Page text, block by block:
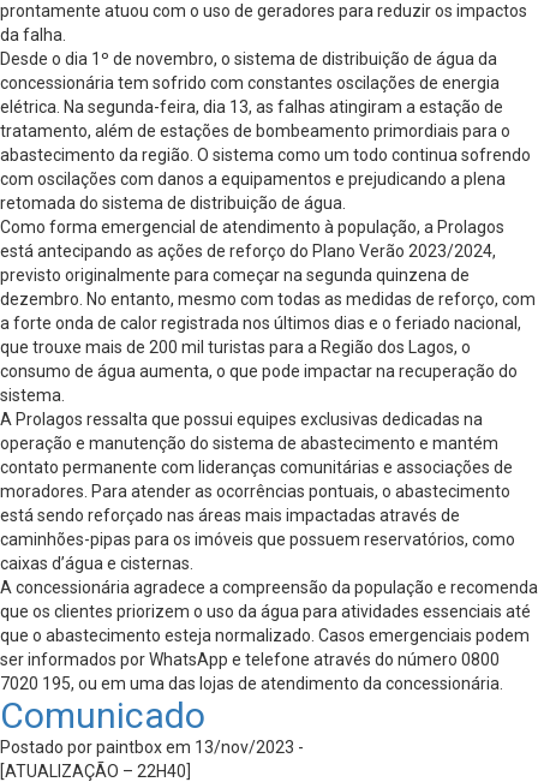
prontamente atuou com o uso de geradores para reduzir os impactos
da falha.
Desde o dia 1º de novembro, o sistema de distribuição de água da
concessionária tem sofrido com constantes oscilações de energia
elétrica. Na segunda-feira, dia 13, as falhas atingiram a estação de
tratamento, além de estações de bombeamento primordiais para o
abastecimento da região. O sistema como um todo continua sofrendo
com oscilações com danos a equipamentos e prejudicando a plena
retomada do sistema de distribuição de água.
Como forma emergencial de atendimento à população, a Prolagos
está antecipando as ações de reforço do Plano Verão 2023/2024,
previsto originalmente para começar na segunda quinzena de
dezembro. No entanto, mesmo com todas as medidas de reforço, com
a forte onda de calor registrada nos últimos dias e o feriado nacional,
que trouxe mais de 200 mil turistas para a Região dos Lagos, o
consumo de água aumenta, o que pode impactar na recuperação do
sistema.
A Prolagos ressalta que possui equipes exclusivas dedicadas na
operação e manutenção do sistema de abastecimento e mantém
contato permanente com lideranças comunitárias e associações de
moradores. Para atender as ocorrências pontuais, o abastecimento
está sendo reforçado nas áreas mais impactadas através de
caminhões-pipas para os imóveis que possuem reservatórios, como
caixas d’água e cisternas.
A concessionária agradece a compreensão da população e recomenda
que os clientes priorizem o uso da água para atividades essenciais até
que o abastecimento esteja normalizado. Casos emergenciais podem
ser informados por WhatsApp e telefone através do número 0800
7020 195, ou em uma das lojas de atendimento da concessionária.
Comunicado
Postado por paintbox em 13/nov/2023 -
[ATUALIZAÇÃO – 22H40]